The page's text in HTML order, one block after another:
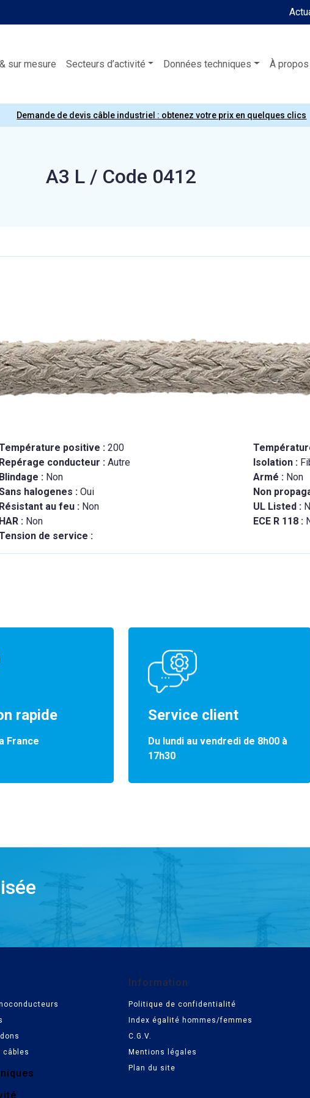
sur mesure Secteurs d’activité Données techniques À propos
Demande de devis câble industriel : obtenez votre prix en quelques clics
A3 L / Code 0412
positive : 200
Repérage conducteur : Autre Isolation :
Blindage : Non Armé : Non
halogenes : Oui Non
Résistant au feu : Non UL Listed :
HAR : Non ECE R 118 :
de service :
rapide
France
Service client
Du lundi au vendredi de 8h00 à
17h30
câbles
Information
Politique de confidentialité
Index égalité hommes/femmes
C.G.V.
Mentions légales
Plan du site